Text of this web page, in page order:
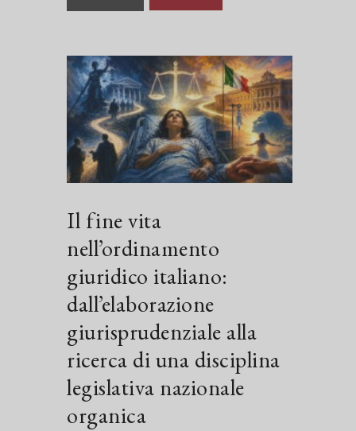
Il fine vita
nell’ordinamento
giuridico italiano:
dall’elaborazione
giurisprudenziale alla
ricerca di una disciplina
legislativa nazionale
organica